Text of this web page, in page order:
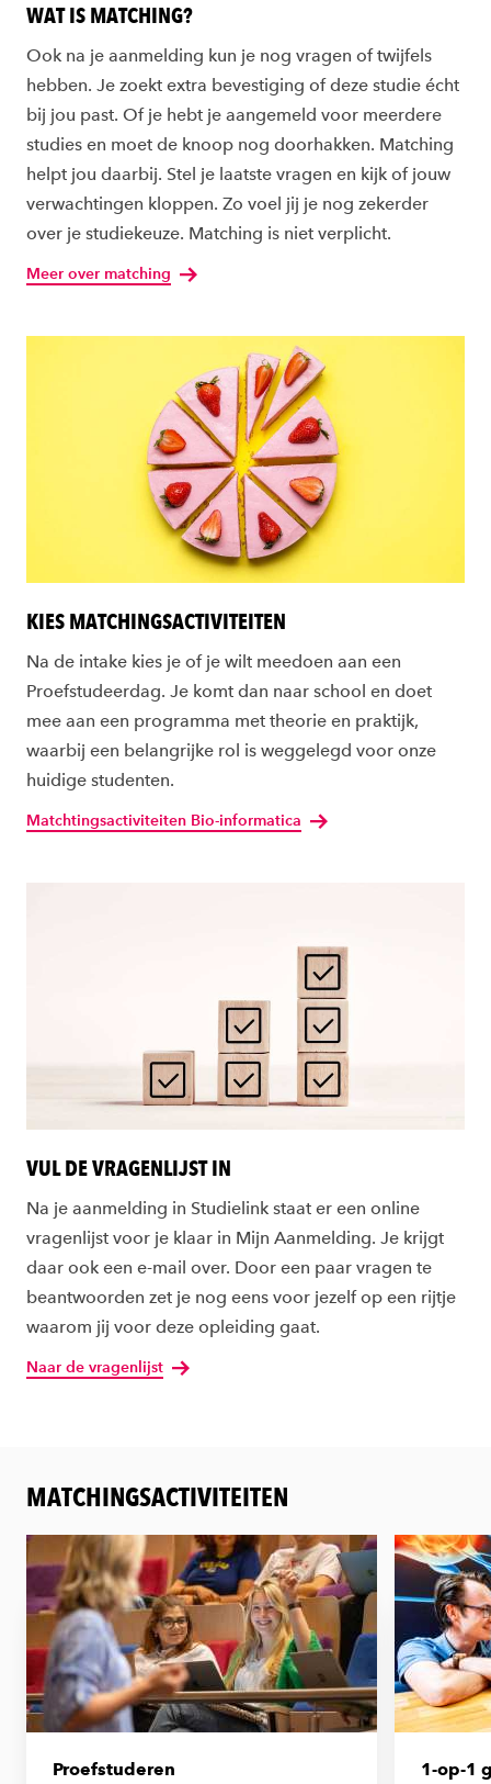
WAT IS MATCHING?
Ook na je aanmelding kun je nog vragen of twijfels
hebben. Je zoekt extra bevestiging of deze studie écht
bij jou past. Of je hebt je aangemeld voor meerdere
studies en moet de knoop nog doorhakken. Matching
helpt jou daarbij. Stel je laatste vragen en kijk of jouw
verwachtingen kloppen. Zo voel jij je nog zekerder
over je studiekeuze. Matching is niet verplicht.
Meer over matching
KIES MATCHINGSACTIVITEITEN
Na de intake kies je of je wilt meedoen aan een
Proefstudeerdag. Je komt dan naar school en doet
mee aan een programma met theorie en praktijk,
waarbij een belangrijke rol is weggelegd voor onze
huidige studenten.
Matchtingsactiviteiten Bio-informatica
VUL DE VRAGENLIJST IN
Na je aanmelding in Studielink staat er een online
vragenlijst voor je klaar in Mijn Aanmelding. Je krijgt
daar ook een e-mail over. Door een paar vragen te
beantwoorden zet je nog eens voor jezelf op een rijtje
waarom jij voor deze opleiding gaat.
Naar de vragenlijst
MATCHINGSACTIVITEITEN
Proefstuderen 1-op-1